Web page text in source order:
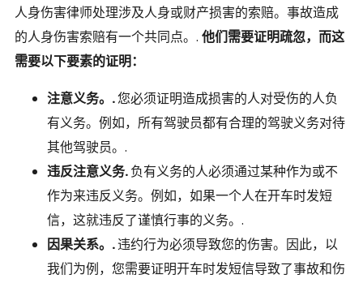
人身伤害律师处理涉及人身或财产损害的索赔。事故造成
的人身伤害索赔有一个共同点。. 他们需要证明疏忽，而这
需要以下要素的证明：
注意义务。.您必须证明造成损害的人对受伤的人负
有义务。例如，所有驾驶员都有合理的驾驶义务对待
其他驾驶员。.
违反注意义务.负有义务的人必须通过某种作为或不
作为来违反义务。例如，如果一个人在开车时发短
信，这就违反了谨慎行事的义务。.
因果关系。.违约行为必须导致您的伤害。因此，以
我们为例，您需要证明开车时发短信导致了事故和伤